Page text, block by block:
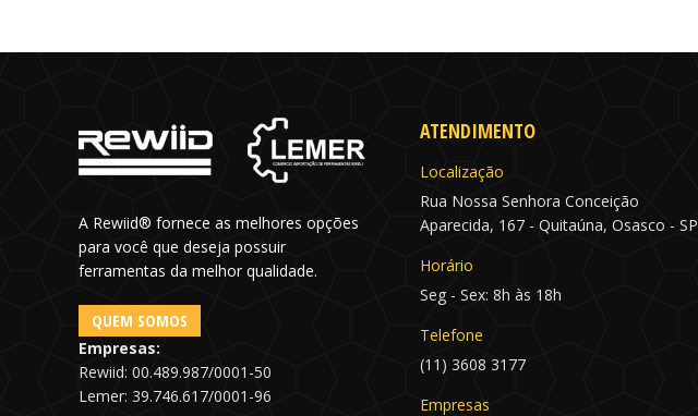
A Rewiid® fornece as melhores opções
para você que deseja possuir
ferramentas da melhor qualidade.
QUEM SOMOS
Empresas:
Rewiid: 00.489.987/0001-50
Lemer: 39.746.617/0001-96
ATENDIMENTO
Localização
Rua Nossa Senhora Conceição
Aparecida, 167 - Quitaúna, Osasco - SP
Horário
Seg - Sex: 8h às 18h
Telefone
(11) 3608 3177
Empresas